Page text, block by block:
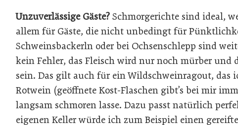
Unzuverlässige Gäste? Schmorgerichte sind ideal,
allem für Gäste, die nicht unbedingt für
Schweinsbackerln oder bei Ochsenschlepp sind
kein Fehler, das Fleisch wird nur noch mürber und
sein. Das gilt auch für ein Wildschweinragout, das
Rotwein (geöffnete Kost-Flaschen gibt’s bei mir
langsam schmoren lasse. Dazu passt natürlich
eigenen Keller würde ich zum Beispiel einen